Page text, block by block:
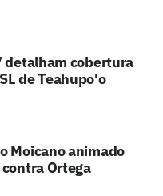
detalham cobertura
de Teahupo'o
Moicano animado
Ortega